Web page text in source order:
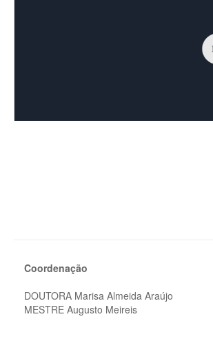
Coordenação
DOUTORA Marisa Almeida Araújo
MESTRE Augusto Meireis